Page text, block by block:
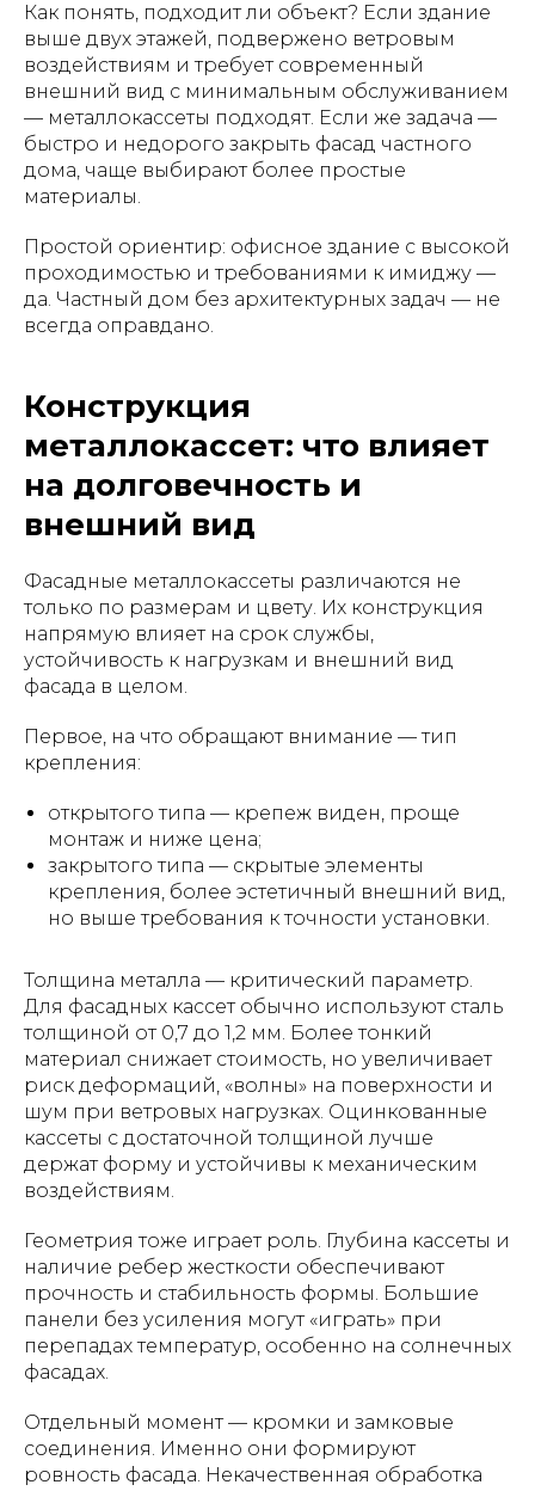
Как понять, подходит ли объект? Если здание
выше двух этажей, подвержено ветровым
воздействиям и требует современный
внешний вид с минимальным обслуживанием
— металлокассеты подходят. Если же задача —
быстро и недорого закрыть фасад частного
дома, чаще выбирают более простые
материалы.
Простой ориентир: офисное здание с высокой
проходимостью и требованиями к имиджу —
да. Частный дом без архитектурных задач — не
всегда оправдано.
Конструкция
металлокассет: что влияет
на долговечность и
внешний вид
Фасадные металлокассеты различаются не
только по размерам и цвету. Их конструкция
напрямую влияет на срок службы,
устойчивость к нагрузкам и внешний вид
фасада в целом.
Первое, на что обращают внимание — тип
крепления:
открытого типа — крепеж виден, проще
монтаж и ниже цена;
закрытого типа — скрытые элементы
крепления, более эстетичный внешний вид,
но выше требования к точности установки.
Толщина металла — критический параметр.
Для фасадных кассет обычно используют сталь
толщиной от 0,7 до 1,2 мм. Более тонкий
материал снижает стоимость, но увеличивает
риск деформаций, «волны» на поверхности и
шум при ветровых нагрузках. Оцинкованные
кассеты с достаточной толщиной лучше
держат форму и устойчивы к механическим
воздействиям.
Геометрия тоже играет роль. Глубина кассеты и
наличие ребер жесткости обеспечивают
прочность и стабильность формы. Большие
панели без усиления могут «играть» при
перепадах температур, особенно на солнечных
фасадах.
Отдельный момент — кромки и замковые
соединения. Именно они формируют
ровность фасада. Некачественная обработка